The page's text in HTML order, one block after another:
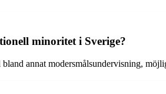
minoritet i Sverige?
annat modersmålsundervisning,